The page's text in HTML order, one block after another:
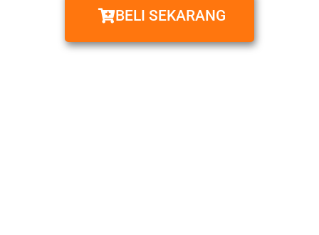
BELI SEKARANG